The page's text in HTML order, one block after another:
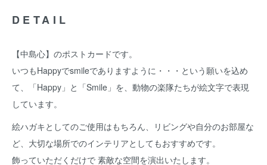
DETAIL
【中島心】のポストカードです。
いつもHappyでsmileでありますように・・・という願いを込め
て、「Happy」と「Smile」を、動物の楽隊たちが絵文字で表現
しています。
絵ハガキとしてのご使用はもちろん、リビングや自分のお部屋な
ど、大切な場所でのインテリアとしてもおすすめです。
飾っていただくだけで 素敵な空間を演出いたします。